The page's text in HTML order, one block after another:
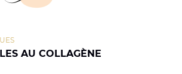
AU COLLAGÈNE